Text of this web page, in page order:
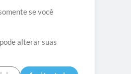
se você
alterar suas